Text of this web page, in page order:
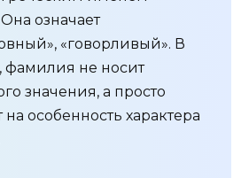
означает
«говорливый». В
фамилия не носит
значения, а просто
на особенность характера